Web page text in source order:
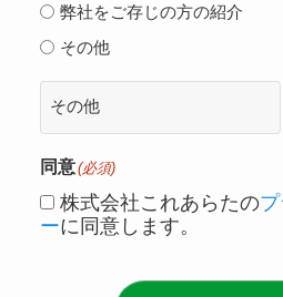
弊社をご存じの方の紹介
その他
同意(必須)
株式会社これあらたの
ーに同意します。